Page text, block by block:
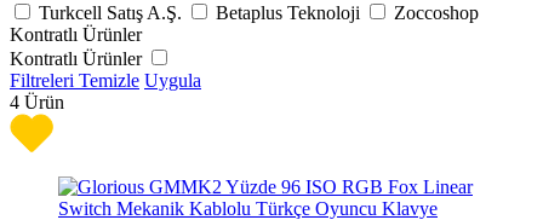
Turkcell Satış A.Ş.
Betaplus Teknoloji
Zoccoshop
Kontratlı Ürünler
Kontratlı Ürünler
Filtreleri Temizle Uygula
4 Ürün